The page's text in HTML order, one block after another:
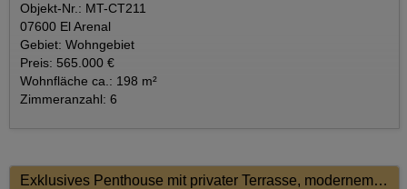
Objekt-Nr.: MT-CT211
07600 El Arenal
Gebiet: Wohngebiet
Preis: 565.000 €
Wohnfläche ca.: 198 m²
Zimmeranzahl: 6
Exklusives Penthouse mit privater Terrasse, modernem Wohnkomfort und urbanem Lifestyle in Nou Llevant